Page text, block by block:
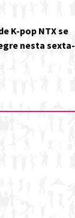
K-pop NTX se
nesta sexta-